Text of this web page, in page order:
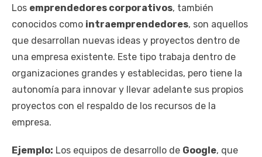
Los emprendedores corporativos, también
conocidos como intraemprendedores, son aquellos
que desarrollan nuevas ideas y proyectos dentro de
una empresa existente. Este tipo trabaja dentro de
organizaciones grandes y establecidas, pero tiene la
autonomía para innovar y llevar adelante sus propios
proyectos con el respaldo de los recursos de la
empresa.
Ejemplo: Los equipos de desarrollo de Google, que